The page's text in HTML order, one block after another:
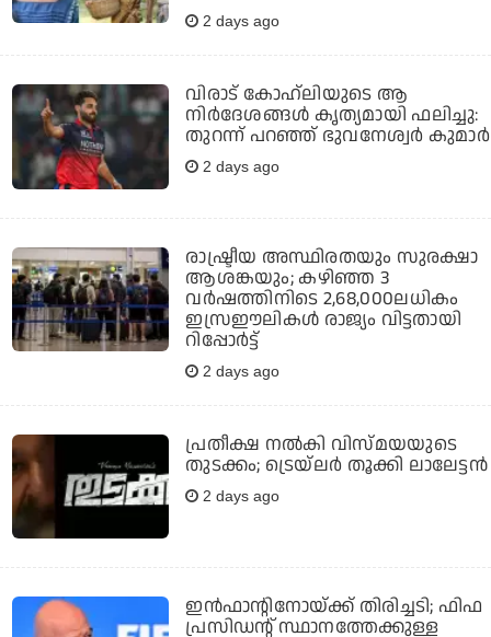
2 days ago
വിരാട് കോഹ്‌ലിയുടെ ആ
നിര്‍ദേശങ്ങള്‍ കൃത്യമായി ഫലിച്ചു:
തുറന്ന് പറഞ്ഞ് ഭുവനേശ്വര്‍ കുമാര്‍
2 days ago
രാഷ്ട്രീയ അസ്ഥിരതയും സുരക്ഷാ
ആശങ്കയും; കഴിഞ്ഞ 3
വര്‍ഷത്തിനിടെ 2,68,000ലധികം
ഇസ്രഈലികള്‍ രാജ്യം വിട്ടതായി
റിപ്പോര്‍ട്ട്
2 days ago
പ്രതീക്ഷ നല്‍കി വിസ്മയയുടെ
തുടക്കം; ട്രെയ്‌ലര്‍ തൂക്കി ലാലേട്ടന്‍
2 days ago
ഇന്‍ഫാന്റിനോയ്ക്ക് തിരിച്ചടി; ഫിഫ
പ്രസിഡന്റ് സ്ഥാനത്തേക്കുള്ള